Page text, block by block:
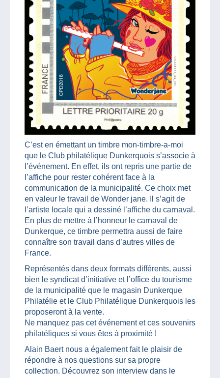
C’est en émettant un timbre mon-timbre-a-moi
que le Club philatélique Dunkerquois s’associe à
l’événement. En effet, ils ont repris une partie de
l’affiche pour rester cohérent face à la
communication de la municipalité. Ce choix met
en valeur le travail de Wonder jane. Il s’agit de
l’artiste locale qui a dessiné l’affiche du carnaval.
En plus de mettre à l’honneur le carnaval de
Dunkerque, ce timbre permettra aussi de faire
connaître son travail dans d’autres villes de
France.
Représentés dans deux formats différents, aussi
bien le syndicat d’initiative et l’office du tourisme
de la municipalité que le magasin Dunkerque
Philatélie et le Club Philatélique Dunkerquois les
proposeront à la vente.
Ne manquez pas cet événement et ces souvenirs
philatéliques si vous êtes à proximité !
Alain Baert nous a également fait le plaisir de
répondre à nos questions sur sa propre
collection. Découvrez son interview dans le